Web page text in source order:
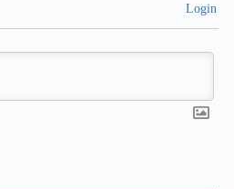
Login